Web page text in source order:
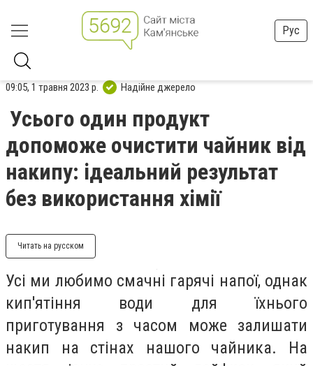
Рус
09:05, 1 травня 2023 р. Надійне джерело
Усього один продукт
допоможе очистити чайник від
накипу: ідеальний результат
без використання хімії
Читать на русском
Усі ми любимо смачні гарячі напої, однак
кип'ятіння води для їхнього
приготування з часом може залишати
накип на стінах нашого чайника. На